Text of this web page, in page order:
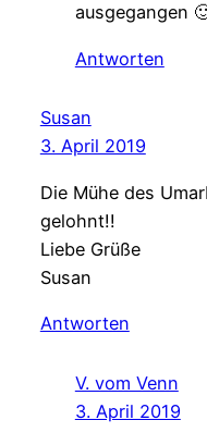
ausgegangen
Antworten
Susan
3. April 2019
Die Mühe des
gelohnt!!
Liebe Grüße
Susan
Antworten
V. vom Venn
3. April 2019